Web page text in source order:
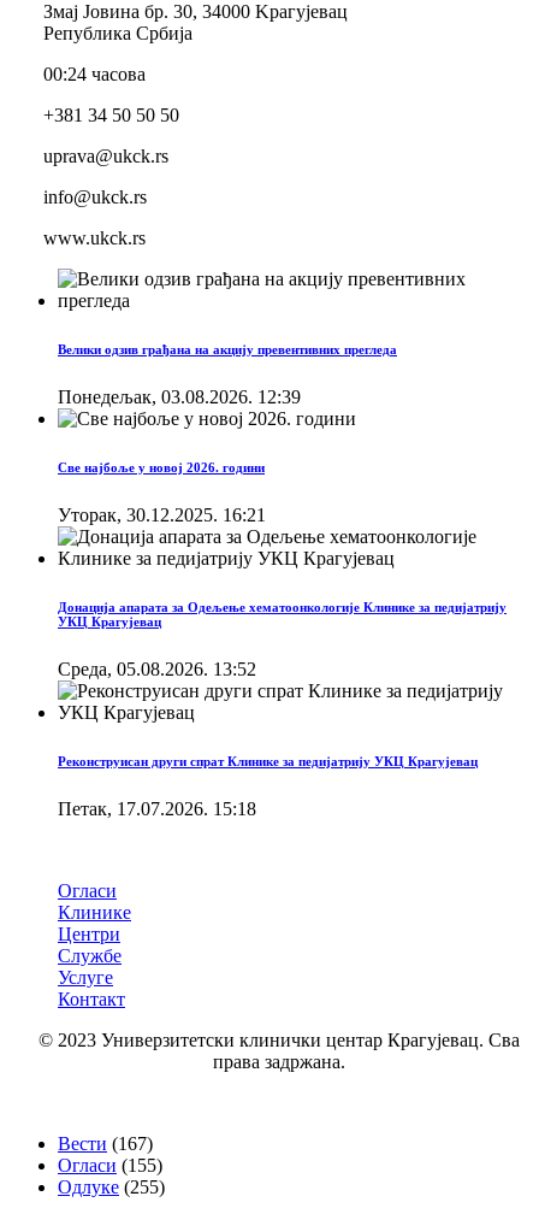
Змај Јовина бр. 30, 34000 Kрагујевац
Република Србија
00:24 часова
+381 34 50 50 50
uprava@ukck.rs
info@ukck.rs
www.ukck.rs
Велики одзив грађана на акцију превентивних прегледа
Понедељак, 03.08.2026. 12:39
Све најбоље у новој 2026. години
Уторак, 30.12.2025. 16:21
Донација апарата за Одељење хематоонкологије Клинике за педијатрију
УКЦ Крагујевац
Cреда, 05.08.2026. 13:52
Реконструисан други спрат Клинике за педијатрију УКЦ Крагујевац
Петак, 17.07.2026. 15:18
Огласи
Клинике
Центри
Службе
Услуге
Контакт
© 2023 Универзитетски клинички центар Крагујевац. Сва
права задржана.
Вести (167)
Огласи (155)
Одлуке (255)